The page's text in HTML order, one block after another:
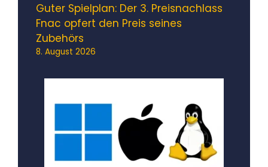
Guter Spielplan: Der 3. Preisnachlass
Fnac opfert den Preis seines
Zubehörs
8. August 2026